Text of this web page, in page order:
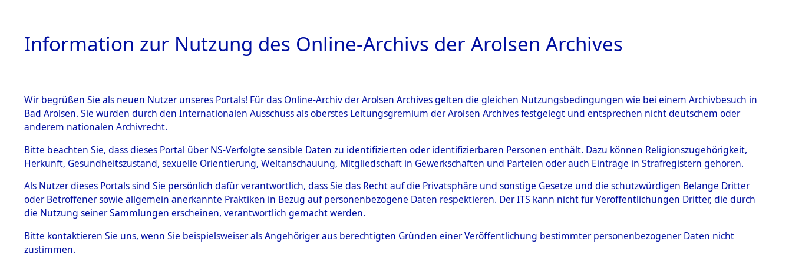
HOME BESTANDSBESCHREIBUNG ARCHIVALE ÜBERSICHT BILD
BESTÄNDE
Inhaftierungsdoku
mente
5. Verschiedenes
Todesmärsche
5.3.1 Alliierte
Auflösung von Haftstätten und Todesmärsche→0003
(84630854)→0408 (84630897)
0408 (84630897)
Information zur Nutzung des Online-Archivs der Arolsen Archives
Wir begrüßen Sie als neuen Nutzer unseres Portals! Für das Online-Archiv der Arolsen Archives gelten die gleichen Nutzungsbedingungen wie bei einem Archivbesuch in
Bad Arolsen. Sie wurden durch den Internationalen Ausschuss als oberstes Leitungsgremium der Arolsen Archives festgelegt und entsprechen nicht deutschem oder
anderem nationalen Archivrecht.
Bitte beachten Sie, dass dieses Portal über NS-Verfolgte sensible Daten zu identifizierten oder identifizierbaren Personen enthält. Dazu können Religionszugehörigkeit,
Herkunft, Gesundheitszustand, sexuelle Orientierung, Weltanschauung, Mitgliedschaft in Gewerkschaften und Parteien oder auch Einträge in Strafregistern gehören.
Als Nutzer dieses Portals sind Sie persönlich dafür verantwortlich, dass Sie das Recht auf die Privatsphäre und sonstige Gesetze und die schutzwürdigen Belange Dritter
oder Betroffener sowie allgemein anerkannte Praktiken in Bezug auf personenbezogene Daten respektieren. Der ITS kann nicht für Veröffentlichungen Dritter, die durch
die Nutzung seiner Sammlungen erscheinen, verantwortlich gemacht werden.
Bitte kontaktieren Sie uns, wenn Sie beispielsweiser als Angehöriger aus berechtigten Gründen einer Veröffentlichung bestimmter personenbezogener Daten nicht
zustimmen.